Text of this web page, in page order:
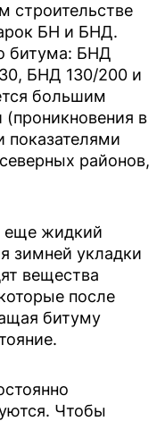
строительстве
БН и БНД.
битума: БНД
БНД 130/200 и
большим
в
районов,
еще жидкий
зимней укладки
вещества
после
битуму
Чтобы